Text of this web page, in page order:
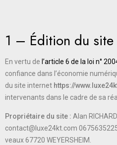
1 – Édition du site
En vertu de l’article 6 de la loi n°
confiance dans l’économie
du site internet https://
intervenants dans le cadre de sa
Propriétaire du site : Alan
contact@luxe24kt.com
veaux67720 WEYERSHEIM